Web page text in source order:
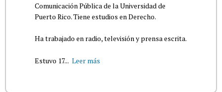
Comunicación Pública de la Universidad de
Puerto Rico. Tiene estudios en Derecho.
Ha trabajado en radio, televisión y prensa escrita.
Estuvo 17... Leer más